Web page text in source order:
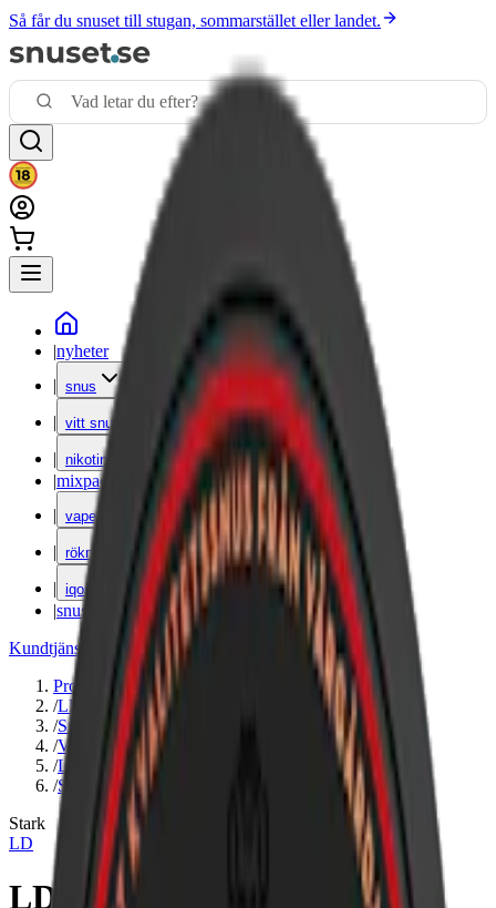
Så får du snuset till stugan, sommarstället eller landet.
|nyheter
| snus
| vitt snus
| nikotinfritt
|mixpack
| vape
| rökning
| iqos
|snuskuriren
Kundtjänst
Varumärken
Produkter
/LD
/Snus
/Vit Portion
/Large
/Stark
Stark
LD
LD Vit Stark